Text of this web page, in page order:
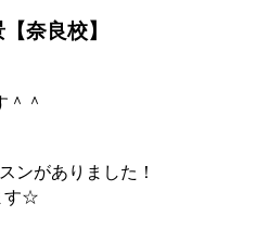
奈良校】
＾＾
ンがありました！
す☆